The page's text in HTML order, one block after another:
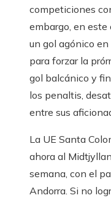
competiciones
embargo, en este
un gol agónico
para forzar la
gol balcánico y
los penaltis,
entre sus
La UE Santa
ahora al
semana, con el
Andorra. Si no